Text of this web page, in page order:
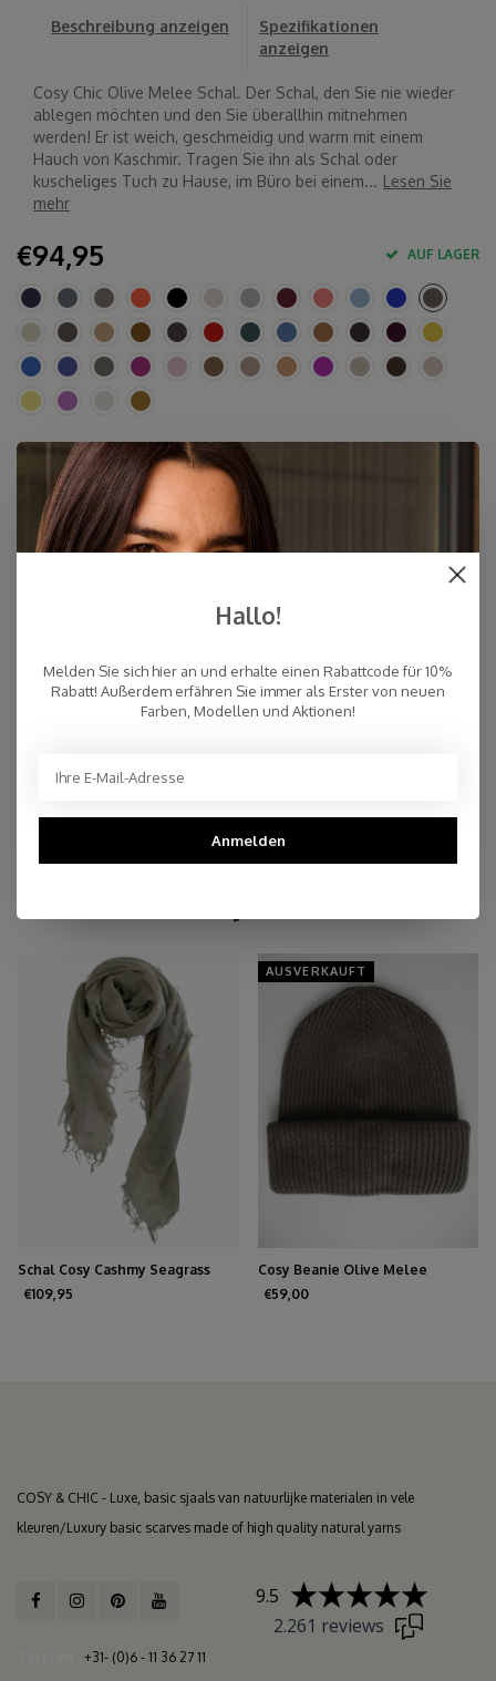
Beschreibung anzeigen
Spezifikationen
anzeigen
Cosy Chic Olive Melee Schal. Der Schal, den Sie nie wieder
ablegen möchten und den Sie überallhin mitnehmen
werden! Er ist weich, geschmeidig und warm mit einem
Hauch von Kaschmir. Tragen Sie ihn als Schal oder
kuscheliges Tuch zu Hause, im Büro bei einem... Lesen Sie
mehr
€94,95 AUF LAGER
Eigenschaften
10% Kaschmir, 40% Merinowolle, 30% Viskose, 20%
Polyamid
Ca. 80 x 210-220 cm
Kostenloser Versand innerhalb der Niederlande, auch Abholung
an einer Post NL-Filiale möglich (NL)
Schal Cosy Cashmy Seagrass
€109,95
AUSVERKAUFT
Cosy Beanie Olive Melee
€59,00
COSY & CHIC - Luxe, basic sjaals van natuurlijke materialen in vele
kleuren/Luxury basic scarves made of high quality natural yarns
+31- (0)6 - 11 36 27 11
9.5
2.261 reviews
Hallo!
Melden Sie sich hier an und erhalte einen Rabattcode für 10%
Rabatt! Außerdem erfähren Sie immer als Erster von neuen
Farben, Modellen und Aktionen!
Anmelden